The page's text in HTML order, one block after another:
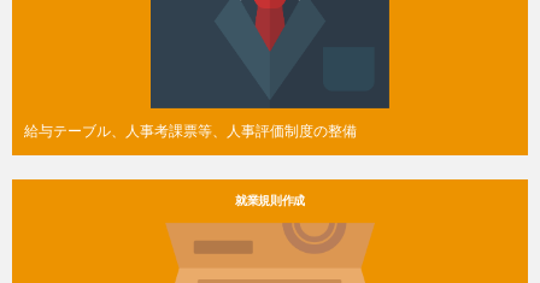
給与テーブル、人事考課票等、人事評価制度の整備
就業規則作成